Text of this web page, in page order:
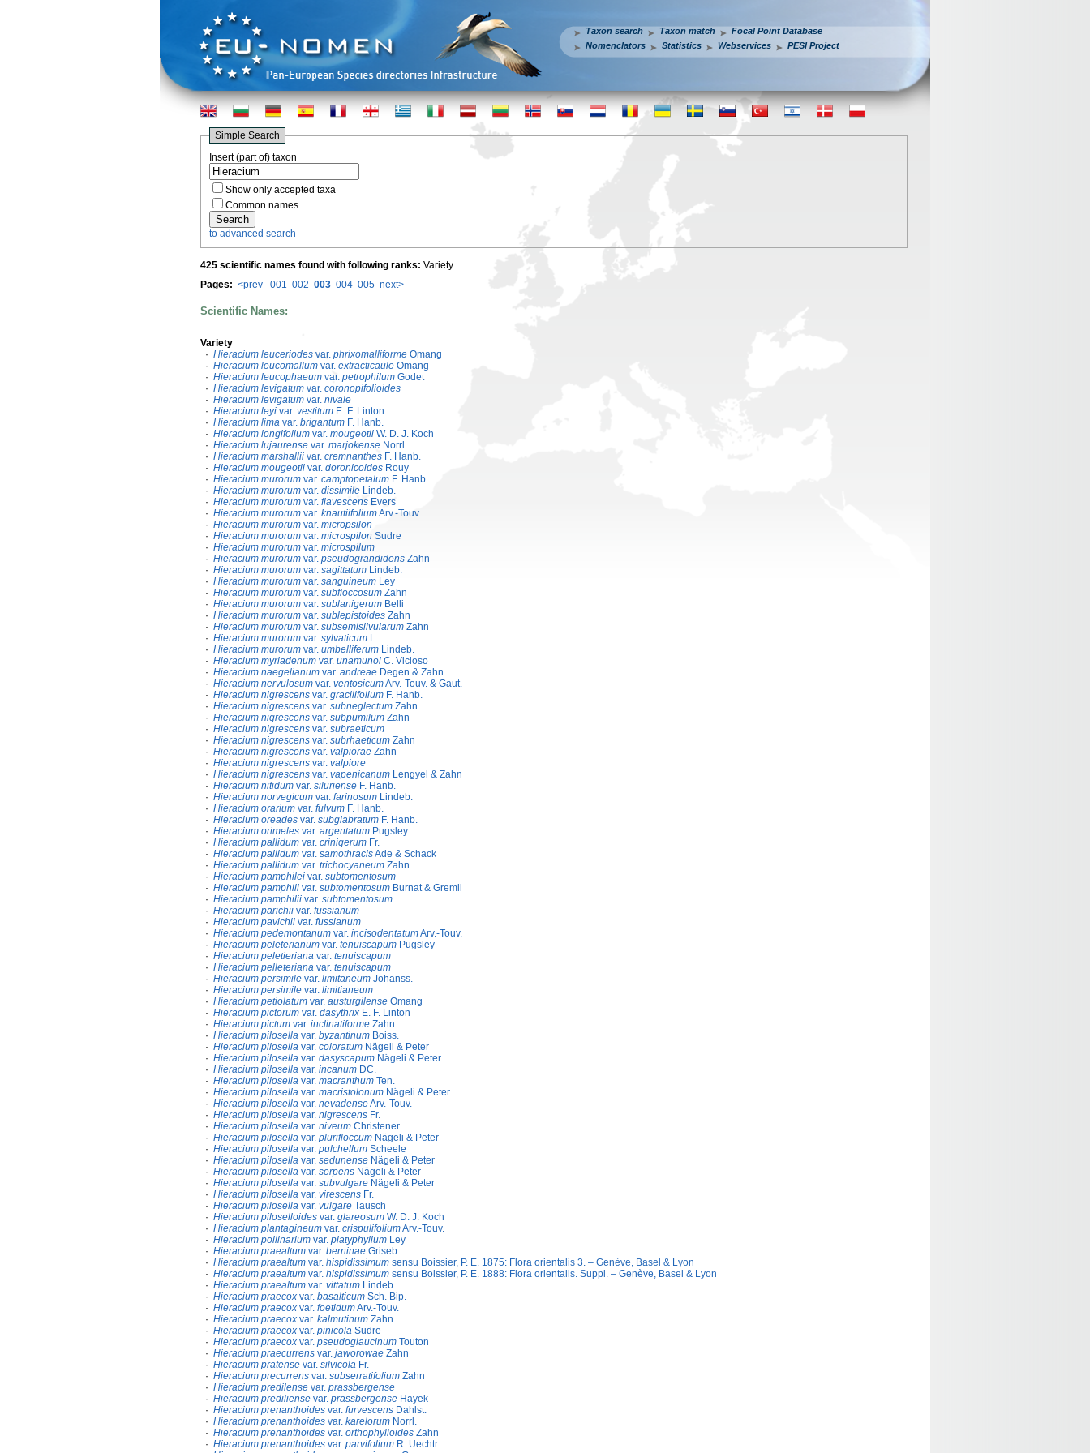
Taxon search Taxon match
Focal Point Database
Nomenclators
Statistics Webservices PESI Project
Simple Search
Insert (part of) taxon
Show only accepted taxa
Common names
to advanced search
425 scientific names found with following ranks: Variety
Pages: <prev 001 002 003 004 005 next>
Scientific Names:
Variety
· Hieracium leuceriodes var. phrixomalliforme Omang
· Hieracium leucomallum var. extracticaule Omang
· Hieracium leucophaeum var. petrophilum Godet
· Hieracium levigatum var. coronopifolioides
· Hieracium levigatum var. nivale
· Hieracium leyi var. vestitum E. F. Linton
· Hieracium lima var. brigantum F. Hanb.
· Hieracium longifolium var. mougeotii W. D. J. Koch
· Hieracium lujaurense var. marjokense Norrl.
· Hieracium marshallii var. cremnanthes F. Hanb.
· Hieracium mougeotii var. doronicoides Rouy
· Hieracium murorum var. camptopetalum F. Hanb.
· Hieracium murorum var. dissimile Lindeb.
· Hieracium murorum var. flavescens Evers
· Hieracium murorum var. knautiifoliumArv.-Touv.
· Hieracium murorum var. micropsilon
· Hieracium murorum var. microspilon Sudre
· Hieracium murorum var. microspilum
· Hieracium murorum var. pseudograndidens Zahn
· Hieracium murorum var. sagittatum Lindeb.
· Hieracium murorum var. sanguineum Ley
· Hieracium murorum var. subfloccosum Zahn
· Hieracium murorum var. sublanigerum Belli
· Hieracium murorum var. sublepistoides Zahn
· Hieracium murorum var. subsemisilvularum Zahn
· Hieracium murorum var. sylvaticum L.
· Hieracium murorum var. umbelliferum Lindeb.
· Hieracium myriadenum var. unamunoi C. Vicioso
· Hieracium naegelianum var. andreae Degen & Zahn
· Hieracium nervulosum var. ventosicumArv.-Touv. & Gaut.
· Hieracium nigrescens var. gracilifolium F. Hanb.
· Hieracium nigrescens var. subneglectum Zahn
· Hieracium nigrescens var. subpumilum Zahn
· Hieracium nigrescens var. subraeticum
· Hieracium nigrescens var. subrhaeticum Zahn
· Hieracium nigrescens var. valpiorae Zahn
· Hieracium nigrescens var. valpiore
· Hieracium nigrescens var. vapenicanum Lengyel & Zahn
· Hieracium nitidum var. siluriense F. Hanb.
· Hieracium norvegicum var. farinosum Lindeb.
· Hieracium orarium var. fulvum F. Hanb.
· Hieracium oreades var. subglabratum F. Hanb.
· Hieracium orimeles var. argentatum Pugsley
· Hieracium pallidum var. crinigerum Fr.
· Hieracium pallidum var. samothracisAde & Schack
· Hieracium pallidum var. trichocyaneum Zahn
· Hieracium pamphilei var. subtomentosum
· Hieracium pamphili var. subtomentosum Burnat & Gremli
· Hieracium pamphilii var. subtomentosum
· Hieracium parichii var. fussianum
· Hieracium pavichii var. fussianum
· Hieracium pedemontanum var. incisodentatumArv.-Touv.
· Hieracium peleterianum var. tenuiscapum Pugsley
· Hieracium peletieriana var. tenuiscapum
· Hieracium pelleteriana var. tenuiscapum
· Hieracium persimile var. limitaneum Johanss.
· Hieracium persimile var. limitianeum
· Hieracium petiolatum var. austurgilense Omang
· Hieracium pictorum var. dasythrix E. F. Linton
· Hieracium pictum var. inclinatiforme Zahn
· Hieracium pilosella var. byzantinum Boiss.
· Hieracium pilosella var. coloratum Nägeli & Peter
· Hieracium pilosella var. dasyscapum Nägeli & Peter
· Hieracium pilosella var. incanum DC.
· Hieracium pilosella var. macranthum Ten.
· Hieracium pilosella var. macristolonum Nägeli & Peter
· Hieracium pilosella var. nevadenseArv.-Touv.
· Hieracium pilosella var. nigrescens Fr.
· Hieracium pilosella var. niveum Christener
· Hieracium pilosella var. plurifloccum Nägeli & Peter
· Hieracium pilosella var. pulchellum Scheele
· Hieracium pilosella var. sedunense Nägeli & Peter
· Hieracium pilosella var. serpens Nägeli & Peter
· Hieracium pilosella var. subvulgare Nägeli & Peter
· Hieracium pilosella var. virescens Fr.
· Hieracium pilosella var. vulgare Tausch
· Hieracium piloselloides var. glareosum W. D. J. Koch
· Hieracium plantagineum var. crispulifoliumArv.-Touv.
· Hieracium pollinarium var. platyphyllum Ley
· Hieracium praealtum var. berninae Griseb.
· Hieracium praealtum var. hispidissimum sensu Boissier, P. E. 1875: Flora orientalis 3. – Genève, Basel & Lyon
· Hieracium praealtum var. hispidissimum sensu Boissier, P. E. 1888: Flora orientalis. Suppl. – Genève, Basel & Lyon
· Hieracium praealtum var. vittatum Lindeb.
· Hieracium praecox var. basalticum Sch. Bip.
· Hieracium praecox var. foetidumArv.-Touv.
· Hieracium praecox var. kalmutinum Zahn
· Hieracium praecox var. pinicola Sudre
· Hieracium praecox var. pseudoglaucinum Touton
· Hieracium praecurrens var. jaworowae Zahn
· Hieracium pratense var. silvicola Fr.
· Hieracium precurrens var. subserratifolium Zahn
· Hieracium predilense var. prassbergense
· Hieracium prediliense var. prassbergense Hayek
· Hieracium prenanthoides var. furvescens Dahlst.
· Hieracium prenanthoides var. karelorum Norrl.
· Hieracium prenanthoides var. orthophylloides Zahn
· Hieracium prenanthoides var. parvifolium R. Uechtr.